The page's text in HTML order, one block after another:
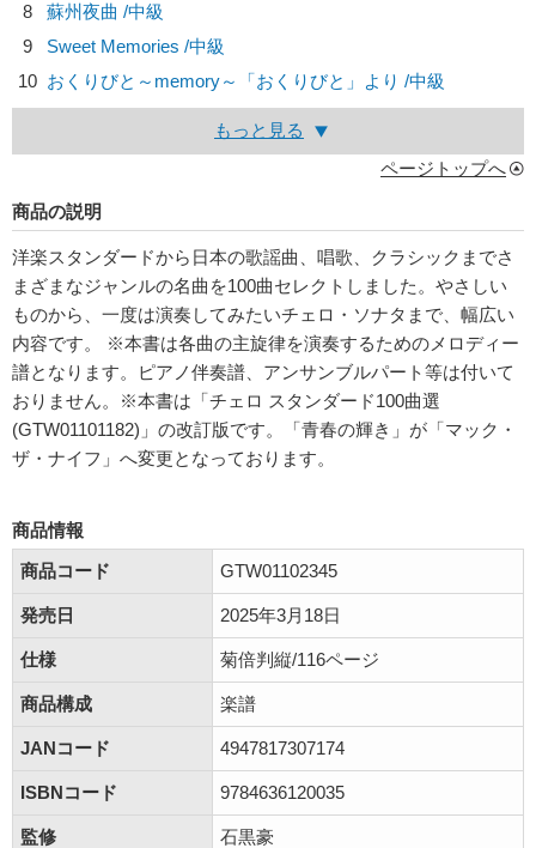
8
蘇州夜曲 /中級
9
Sweet Memories /中級
10 おくりびと～memory～「おくりびと」より /中級
もっと見る
ページトップへ
商品の説明
洋楽スタンダードから日本の歌謡曲、唱歌、クラシックまでさ
まざまなジャンルの名曲を100曲セレクトしました。やさしい
ものから、一度は演奏してみたいチェロ・ソナタまで、幅広い
内容です。 ※本書は各曲の主旋律を演奏するためのメロディー
譜となります。ピアノ伴奏譜、アンサンブルパート等は付いて
おりません。※本書は「チェロ スタンダード100曲選
(GTW01101182)」の改訂版です。「青春の輝き」が「マック・
ザ・ナイフ」へ変更となっております。
商品情報
商品コード
GTW01102345
発売日 2025年3月18日
仕様 菊倍判縦/116ページ
商品構成 楽譜
JANコード 4947817307174
ISBNコード 9784636120035
監修 石黒豪